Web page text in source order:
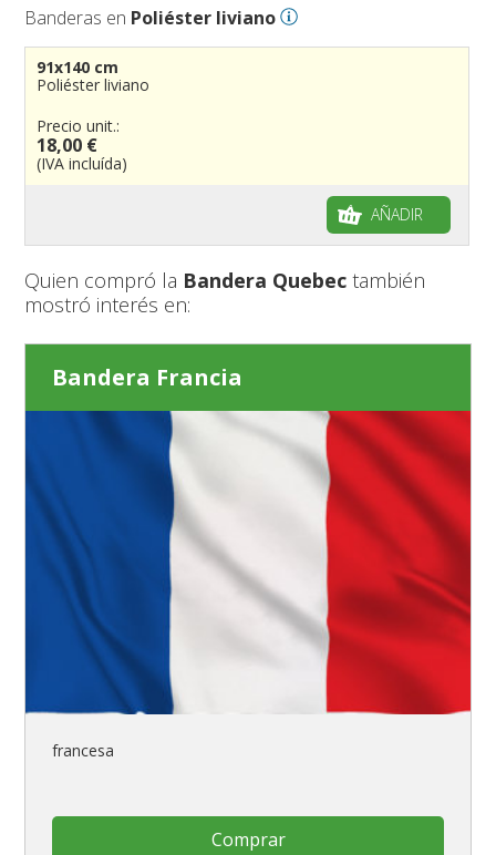
Banderas en Poliéster liviano
91x140 cm
Poliéster liviano
Precio unit.:
18,00 €
(IVA incluída)
AÑADIR
Quien compró la Bandera Quebec también
mostró interés en:
Bandera Francia
francesa
Comprar